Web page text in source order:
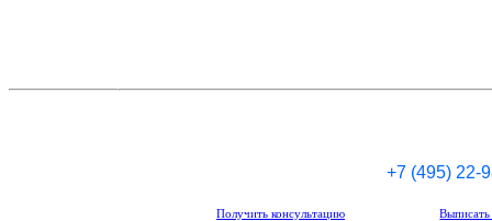
+7 (495) 22-
Получить консультацию